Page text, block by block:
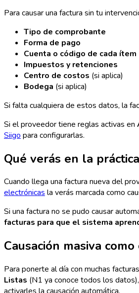
Para causar una factura sin tu
Tipo de comprobante
Forma de pago
Cuenta o código de cada ítem
Impuestos y retenciones
Centro de costos (si aplica)
Bodega (si aplica)
Si falta cualquiera de estos datos, la
Si el proveedor tiene reglas activas en
Siigo para configurarlas.
Qué verás en la práctica
Cuando llega una factura nueva del
electrónicasla verás marcada como
Si una factura no se pudo causar
facturas para que el sistema
Causación masiva
Para ponerte al día con muchas
Listas (N1 ya conoce todos los datos),